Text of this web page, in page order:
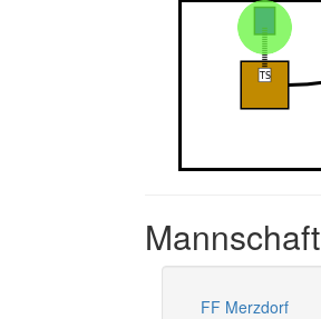
Mannschaft
FF Merzdorf